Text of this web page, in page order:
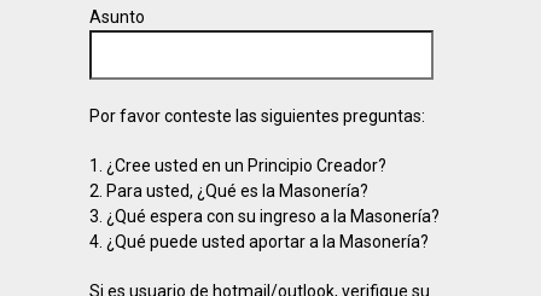
Asunto
Por favor conteste las siguientes preguntas:
1. ¿Cree usted en un Principio Creador?
2. Para usted, ¿Qué es la Masonería?
3. ¿Qué espera con su ingreso a la Masonería?
4. ¿Qué puede usted aportar a la Masonería?
Si es usuario de hotmail/outlook, verifique su